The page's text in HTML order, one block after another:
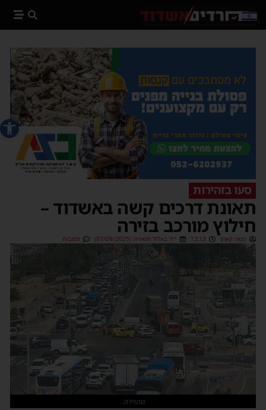
פתח
סעו בזהירות
תאונת דרכים קשה באשדוד –
חילוץ מורכב בזירה
משה קאהן 13:13 י״ד באלול תשפ״ה (07/09/2025) תגובות
מהזירה.